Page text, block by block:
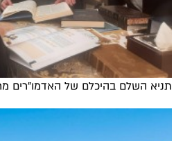
תניא השלם בהיכלם של האדמו"רים